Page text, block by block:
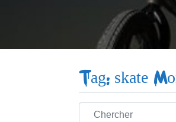
Tag: skate
Chercher